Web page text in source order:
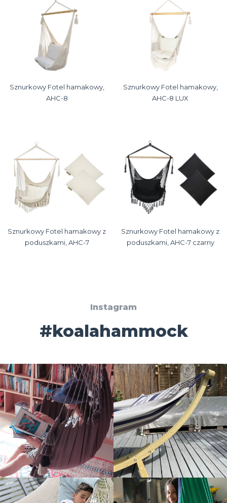
Sznurkowy Fotel hamakowy,
AHC-8
Sznurkowy Fotel hamakowy,
AHC-8 LUX
Sznurkowy Fotel hamakowy z
poduszkami, AHC-7
Sznurkowy Fotel hamakowy z
poduszkami, AHC-7 czarny
Instagram
#koalahammock